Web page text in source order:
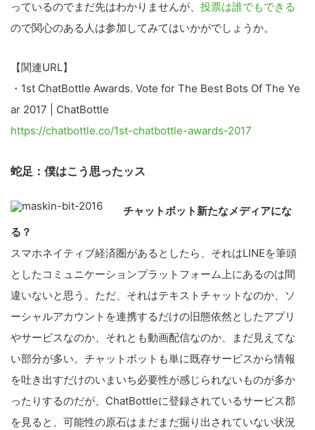
っているのでまだ先はわかりませんが、 投票は誰でもできる
ので関心のある人は参加してみてはいかがでしょうか。
【関連URL】
・1st ChatBottle Awards. Vote for The Best Bots Of The Ye
ar 2017 | ChatBottle
https://chatbottle.co/1st-chatbottle-awards-2017
蛇足：僕はこう思ったッス
チャットボット新たなメディアにな
る？
スマホネイティブ経済圏があるとしたら、それはLINEを筆頭
としたコミュニケーションプラットフォーム上にあるのは間
違いないと思う。ただ、それはテキストチャットなのか、ソ
ーシャルアカウントを連携するだけの旧態依然としたアプリ
やサービスなのか、それとも動画配信なのか、まだ見えてな
い部分が多い。チャットボットも単に既存サービスから情報
を吐き出すだけのいまいち必要性が感じられないものが多か
ったりするのだが、ChatBottleに登録されているサービス郡
を見ると、可能性の原石はまだまだ掘り出されていない状況
こ
サ
イ
ト
索
す
る